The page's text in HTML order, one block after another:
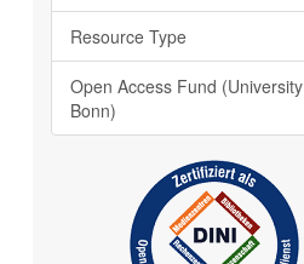
Resource Type
Open Access Fund (University
Bonn)